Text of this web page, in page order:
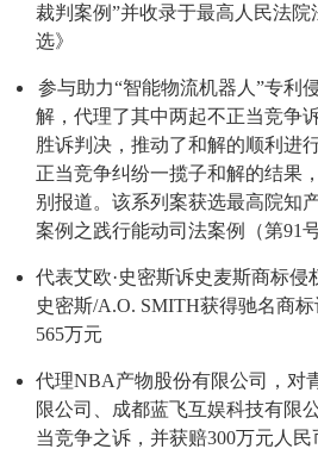
裁判案例”并收录于最高人民法院
选》
参与助力“智能物流机器人”专利
解，代理了其中两起不正当竞争
胜诉判决，推动了和解的顺利进
正当竞争纠纷一揽子和解的结果
别报道。该系列案获选最高院知
案例之践行能动司法案例（第91号
代表艾欧·史密斯诉史麦斯商标侵
史密斯/A.O. SMITH获得驰名商
565万元
代理NBA产物股份有限公司，对
限公司、成都蓝飞互娱科技有限
当竞争之诉，并获赔300万元人